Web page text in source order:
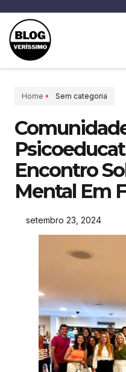
Home Sem categoria
Encontro
Mental Em
setembro 23, 2024